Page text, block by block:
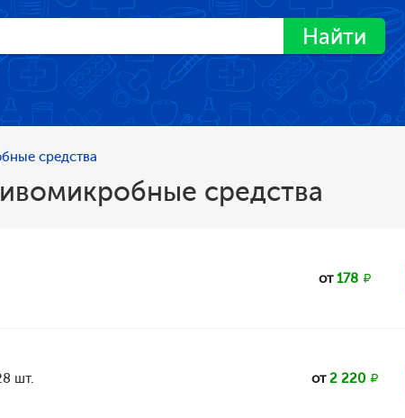
Найти
средства
средства
от178
шт. от2 220